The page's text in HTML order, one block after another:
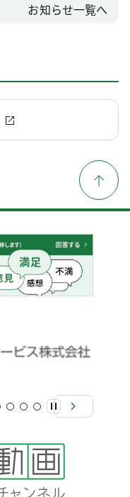
お知らせ一覧へ